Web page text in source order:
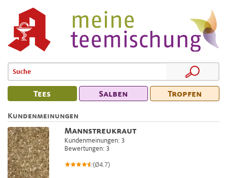
Tees Salben Tropfen
Kundenmeinungen
Mannstreukraut
Kundenmeinungen: 3
Bewertungen: 3
(Ø4.7)